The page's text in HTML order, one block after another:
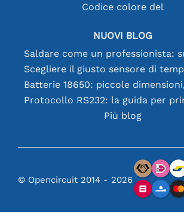
Codice colore del
NUOVI BLOG
Protocollo RS232: la guida per
Più blog
© Opencircuit 2014 - 2026